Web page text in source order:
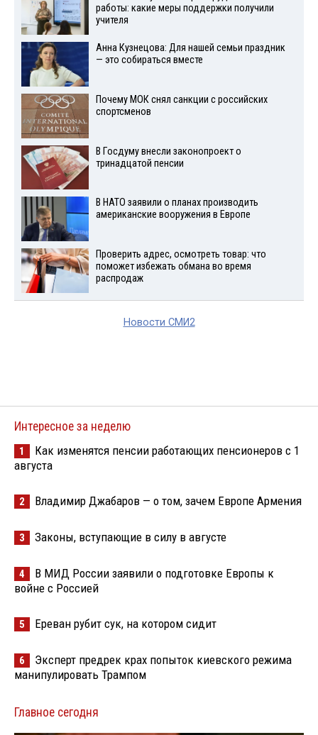
работы: какие меры поддержки получили
учителя
Анна Кузнецова: Для нашей семьи праздник
— это собираться вместе
Почему МОК снял санкции с российских
спортсменов
В Госдуму внесли законопроект о
тринадцатой пенсии
В НАТО заявили о планах производить
американские вооружения в Европе
Проверить адрес, осмотреть товар: что
поможет избежать обмана во время
распродаж
Новости СМИ2
Интересное за неделю
1
Как изменятся пенсии работающих пенсионеров с 1
августа
2 Владимир Джабаров — о том, зачем Европе Армения
3 Законы, вступающие в силу в августе
4
В МИД России заявили о подготовке Европы к
войне с Россией
5 Ереван рубит сук, на котором сидит
6
Эксперт предрек крах попыток киевского режима
манипулировать Трампом
Главное сегодня